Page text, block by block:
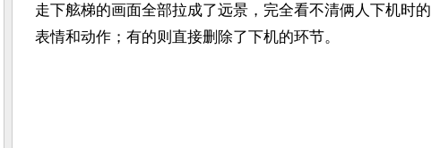
走下舷梯的画面全部拉成了远景，完全看不清俩人下机时的
表情和动作；有的则直接删除了下机的环节。